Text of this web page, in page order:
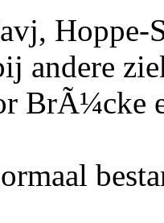
Hoppe-
andere
BrÃ¼cke